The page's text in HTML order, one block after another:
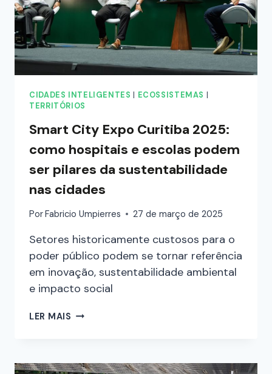
CIDADES INTELIGENTES ECOSSISTEMAS
TERRITÓRIOS
Smart City Expo Curitiba 2025:
como hospitais e escolas podem
ser pilares da sustentabilidade
nas cidades
PorFabricio Umpierres 27 de março de 2025
Setores historicamente custosos para o
poder público podem se tornar referência
em inovação, sustentabilidade ambiental
e impacto social
LER MAIS